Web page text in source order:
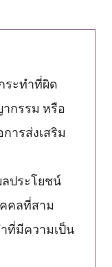
ระทำที่ผิด
กรรม หรือ
ารส่งเสริม
ประโยชน์
คลที่สาม
ที่มีความเป็น